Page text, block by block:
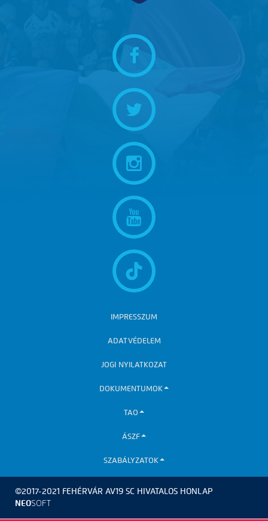
IMPRESSZUM
ADATVÉDELEM
JOGI NYILATKOZAT
DOKUMENTUMOK
TAO
ÁSZF
SZABÁLYZATOK
©2017-2021 FEHÉRVÁR AV19 SC HIVATALOS HONLAP
NEOSOFT